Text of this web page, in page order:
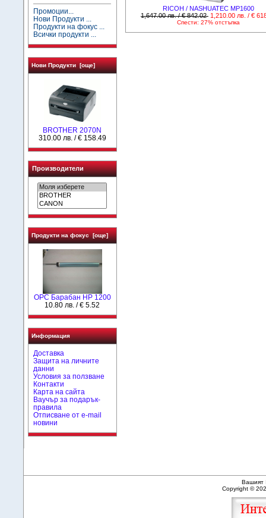
Промоции...
Нови Продукти ...
Продукти на фокус ...
Всички продукти ...
Нови Продукти [още]
BROTHER 2070N
310.00 лв. / € 158.49
Производители
Продукти на фокус [още]
OPC Барабан HP 1200
10.80 лв. / € 5.52
Информация
Доставка
Защита на личните
данни
Условия за ползване
Контакти
Карта на сайта
Ваучър за подарък-
правила
Отписване от e-mail
новини
RICOH / NASHUATEC MP1600
1,647.00 лв. / € 842.02 1,210.00 лв. / €
Спести: 27% отстъпка
Вашият
Copyright ©